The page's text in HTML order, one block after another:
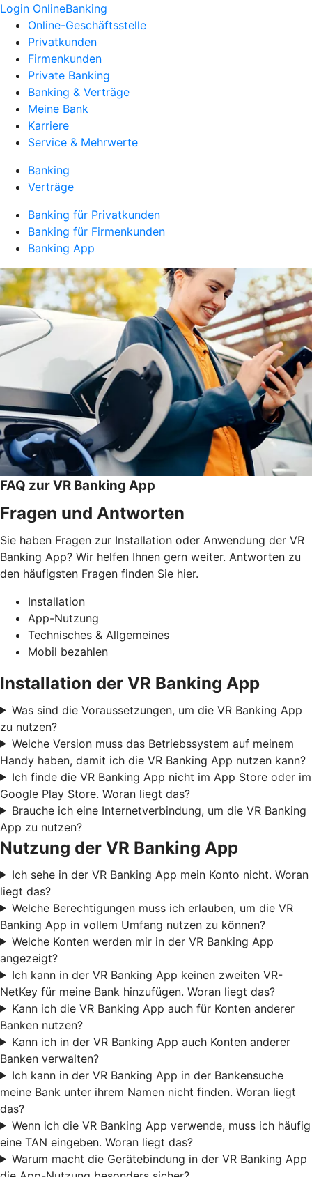
Login OnlineBanking
Online-Geschäftsstelle
Privatkunden
Firmenkunden
Private Banking
Banking & Verträge
Meine Bank
Karriere
Service & Mehrwerte
Banking
Verträge
Banking für Privatkunden
Banking für Firmenkunden
Banking App
FAQ zur VR Banking App
Fragen und Antworten
Sie haben Fragen zur Installation oder Anwendung der VR
Banking App? Wir helfen Ihnen gern weiter. Antworten zu
den häufigsten Fragen finden Sie hier.
Installation
App-Nutzung
Technisches & Allgemeines
Mobil bezahlen
Installation der VR Banking App
Was sind die Voraussetzungen, um die VR Banking App
zu nutzen?
Welche Version muss das Betriebssystem auf meinem
Handy haben, damit ich die VR Banking App nutzen kann?
Ich finde die VR Banking App nicht im App Store oder im
Google Play Store. Woran liegt das?
Brauche ich eine Internetverbindung, um die VR Banking
App zu nutzen?
Nutzung der VR Banking App
Ich sehe in der VR Banking App mein Konto nicht. Woran
liegt das?
Welche Berechtigungen muss ich erlauben, um die VR
Banking App in vollem Umfang nutzen zu können?
Welche Konten werden mir in der VR Banking App
angezeigt?
Ich kann in der VR Banking App keinen zweiten VR-
NetKey für meine Bank hinzufügen. Woran liegt das?
Kann ich die VR Banking App auch für Konten anderer
Banken nutzen?
Kann ich in der VR Banking App auch Konten anderer
Banken verwalten?
Ich kann in der VR Banking App in der Bankensuche
meine Bank unter ihrem Namen nicht finden. Woran liegt
das?
Wenn ich die VR Banking App verwende, muss ich häufig
eine TAN eingeben. Woran liegt das?
Warum macht die Gerätebindung in der VR Banking App